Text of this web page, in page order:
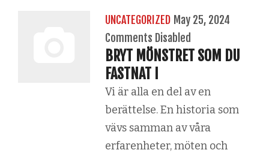
UNCATEGORIZED May 25, 2024
Comments Disabled
BRYT MÖNSTRET SOM DU
FASTNAT I
Vi är alla en del av en
berättelse. En historia som
vävs samman av våra
erfarenheter, möten och